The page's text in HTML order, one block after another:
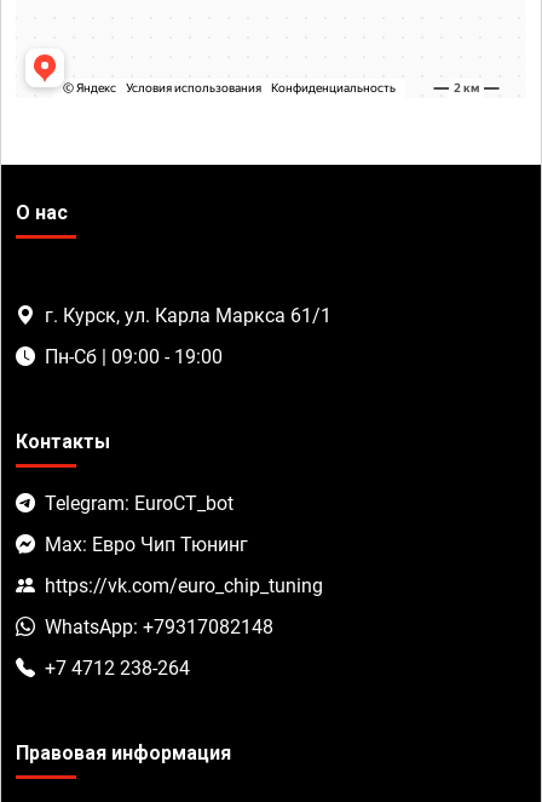
О нас
г. Курск, ул. Карла Маркса 61/1
Пн-Сб | 09:00 - 19:00
Контакты
Telegram: EuroCT_bot
Max: Евро Чип Тюнинг
https://vk.com/euro_chip_tuning
WhatsApp: +79317082148
+7 4712 238-264
Правовая информация